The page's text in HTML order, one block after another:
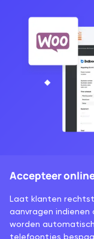
Accepteer
Laat klanten
aanvragen indienen
worden
telefoontjes